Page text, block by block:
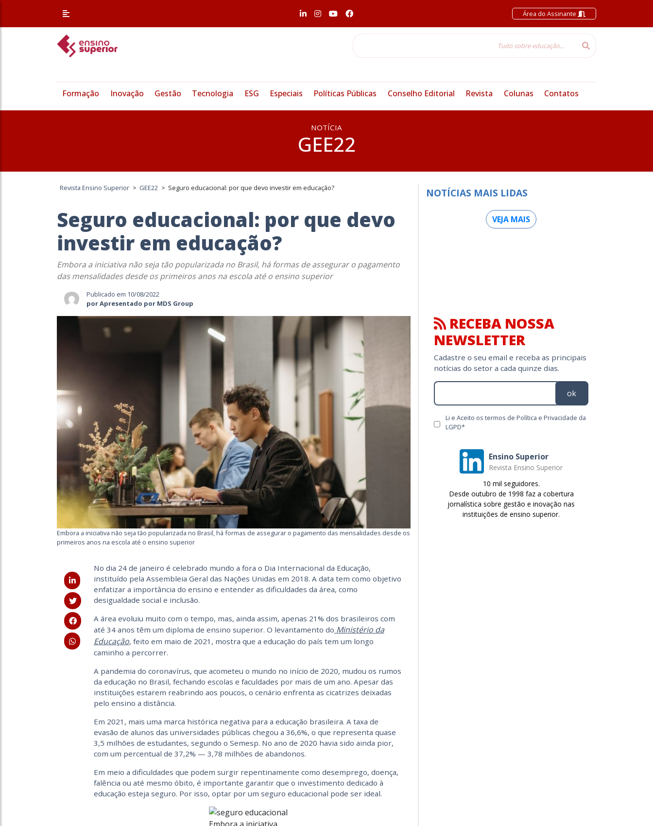
Área do Assinante
Formação Inovação Gestão Tecnologia ESG Especiais Políticas Públicas Conselho Editorial Revista Colunas Contatos
NOTÍCIA
GEE22
Revista Ensino Superior > GEE22 > Seguro educacional: por que devo investir em educação?
Seguro educacional: por que devo
investir em educação?
Embora a iniciativa não seja tão popularizada no Brasil, há formas de assegurar o pagamento
das mensalidades desde os primeiros anos na escola até o ensino superior
Publicado em 10/08/2022
por Apresentado por MDS Group
Embora a iniciativa não seja tão popularizada no Brasil, há formas de assegurar o pagamento das mensalidades desde os
primeiros anos na escola até o ensino superior
No dia 24 de janeiro é celebrado mundo a fora o Dia Internacional da Educação,
instituído pela Assembleia Geral das Nações Unidas em 2018. A data tem como objetivo
enfatizar a importância do ensino e entender as dificuldades da área, como
desigualdade social e inclusão.
A área evoluiu muito com o tempo, mas, ainda assim, apenas 21% dos brasileiros com
até 34 anos têm um diploma de ensino superior. O levantamento do Ministério da
Educação, feito em maio de 2021, mostra que a educação do país tem um longo
caminho a percorrer.
A pandemia do coronavírus, que acometeu o mundo no início de 2020, mudou os rumos
da educação no Brasil, fechando escolas e faculdades por mais de um ano. Apesar das
instituições estarem reabrindo aos poucos, o cenário enfrenta as cicatrizes deixadas
pelo ensino a distância.
Em 2021, mais uma marca histórica negativa para a educação brasileira. A taxa de
evasão de alunos das universidades públicas chegou a 36,6%, o que representa quase
3,5 milhões de estudantes, segundo o Semesp. No ano de 2020 havia sido ainda pior,
com um percentual de 37,2% — 3,78 milhões de abandonos.
Em meio a dificuldades que podem surgir repentinamente como desemprego, doença,
falência ou até mesmo óbito, é importante garantir que o investimento dedicado à
educação esteja seguro. Por isso, optar por um seguro educacional pode ser ideal.
NOTÍCIAS MAIS LIDAS
VEJA MAIS
RECEBA NOSSA
NEWSLETTER
Cadastre o seu email e receba as principais
notícias do setor a cada quinze dias.
ok
Li e Aceito os termos de Política e Privacidade da
LGPD*
Ensino Superior
Revista Ensino Superior
10 mil seguidores.
Desde outubro de 1998 faz a cobertura
jornalística sobre gestão e inovação nas
instituições de ensino superior.